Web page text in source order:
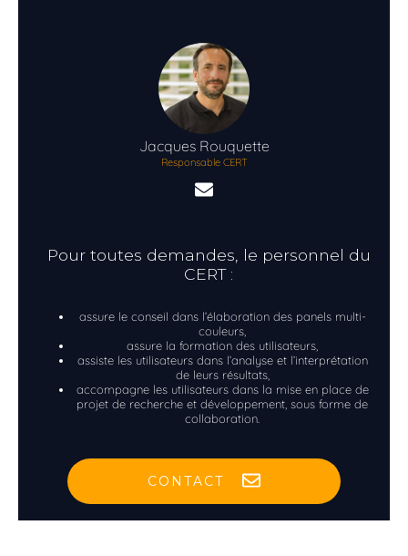
JacquesRouquette
Responsable CERT
Pour toutes demandes, le personnel du
CERT :
assure le conseil dans l’élaboration des panels multi-
couleurs,
assure la formation des utilisateurs,
assiste les utilisateurs dans l’analyse et l’interprétation
de leurs résultats,
accompagne les utilisateurs dans la mise en place de
projet de recherche et développement, sous forme de
collaboration.
CONTACT